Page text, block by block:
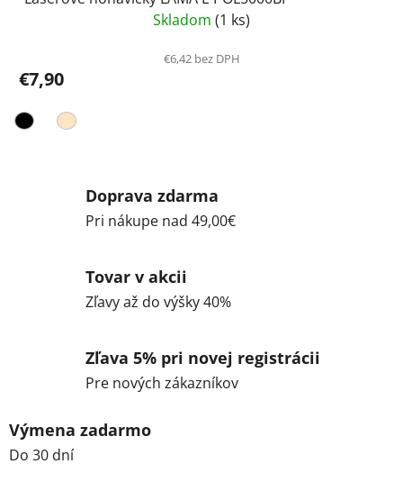
Skladom (1 ks)
€6,42 bez DPH
€7,90
Doprava zdarma
Pri nákupe nad 49,00€
Tovar v akcii
Zľavy až do výšky 40%
Zľava 5% pri novej registrácii
Pre nových zákazníkov
Výmena zadarmo
Do 30 dní